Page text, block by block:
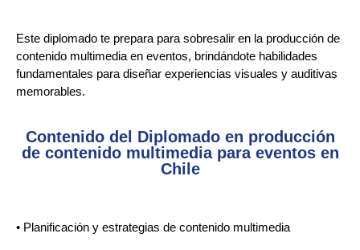
Este diplomado te prepara para sobresalir en la producción de
contenido multimedia en eventos, brindándote habilidades
fundamentales para diseñar experiencias visuales y auditivas
memorables.
Contenido del Diplomado en producción
de contenido multimedia para eventos en
Chile
• Planificación y estrategias de contenido multimedia